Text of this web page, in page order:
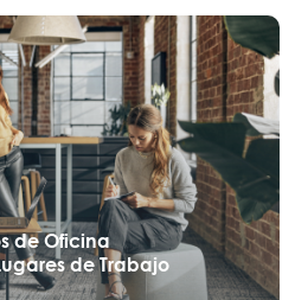
de Oficina
de Trabajo